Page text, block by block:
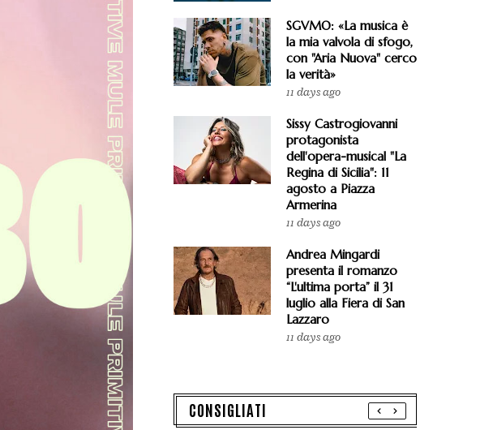
SGVMO: «La musica è
la mia valvola di sfogo,
con "Aria Nuova" cerco
la verità»
11 days ago
Sissy Castrogiovanni
protagonista
dell'opera-musical "La
Regina di Sicilia": 11
agosto a Piazza
Armerina
11 days ago
Andrea Mingardi
presenta il romanzo
“L'ultima porta” il 31
luglio alla Fiera di San
Lazzaro
11 days ago
CONSIGLIATI